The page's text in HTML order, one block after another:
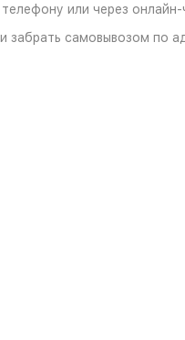
или через онлайн-
самовывозом по